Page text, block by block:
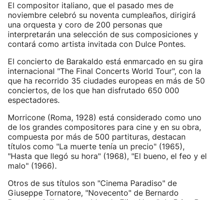
El compositor italiano, que el pasado mes de
noviembre celebró su noventa cumpleaños, dirigirá
una orquesta y coro de 200 personas que
interpretarán una selección de sus composiciones y
contará como artista invitada con Dulce Pontes.
El concierto de Barakaldo está enmarcado en su gira
internacional "The Final Concerts World Tour", con la
que ha recorrido 35 ciudades europeas en más de 50
conciertos, de los que han disfrutado 650 000
espectadores.
Morricone (Roma, 1928) está considerado como uno
de los grandes compositores para cine y en su obra,
compuesta por más de 500 partituras, destacan
títulos como "La muerte tenía un precio" (1965),
"Hasta que llegó su hora" (1968), "El bueno, el feo y el
malo" (1966).
Otros de sus títulos son "Cinema Paradiso" de
Giuseppe Tornatore, "Novecento" de Bernardo